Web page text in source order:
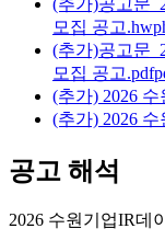
모집 공고.hwp
(추가)공고문
모집 공고.pdf
(추가) 2026
(추가) 2026
공고 해석
2026 수원기업IR데